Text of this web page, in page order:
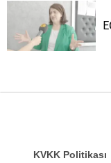
KVKK Politikası